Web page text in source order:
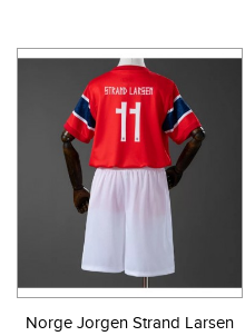
Norge Jorgen Strand Larsen